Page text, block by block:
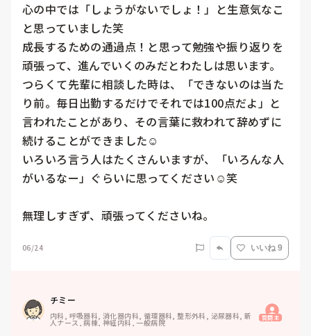
心の中では「しょうがないでしょ！」と生意気なこ
と思っていました笑
成長するための通過点！と思って勉強や振り返りを
頑張って、進んでいくのみだとわたしは思います。
つらくて先輩に相談した時は、「できないのは当た
り前。毎日出勤するだけでそれでは100点だよ」と
言われたことがあり、その言葉に救われて辞めずに
続けることができました☺️
いろいろ言う人はたくさんいますが、「いろんな人
がいるなー」ぐらいに思ってください☺️笑
無理しすぎず、頑張ってくださいね。
06/24 いいね 9
チミー
内科, 呼吸器科, 消化器内科, 循環器科, 整形外科, 泌尿器科, 新
人ナース, 病棟, 神経内科, 一般病院 質問主